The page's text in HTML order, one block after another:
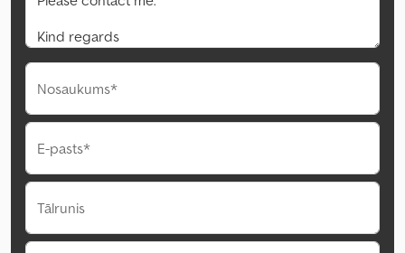
Nosaukums*
E-pasts*
Tālrunis